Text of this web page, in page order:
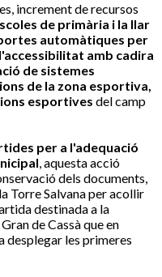
increment de recursos
de primària i la llar
automàtiques per
amb cadira
de sistemes
de la zona esportiva,
esportives del camp
per a l'adequació
, aquesta acció
dels documents,
Torre Salvana per acollir
destinada a la
de Cassà que en
desplegar les primeres